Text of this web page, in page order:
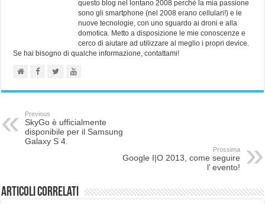
questo blog nel lontano 2008 perchè la mia passione
sono gli smartphone (nel 2008 erano cellulari!) e le
nuove tecnologie, con uno sguardo ai droni e alla
domotica. Metto a disposizione le mie conoscenze e
cerco di aiutare ad utilizzare al meglio i propri device.
Se hai bisogno di qualche informazione, contattami!
Previous
SkyGo è ufficialmente
disponibile per il Samsung
Galaxy S 4.
Prossima
Google I|O 2013, come seguire
l’ evento!
Articoli correlati